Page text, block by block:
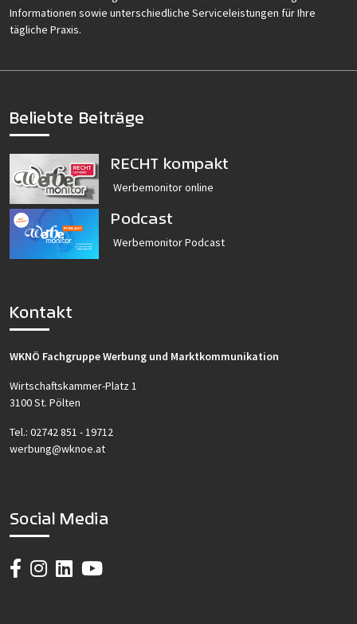
Informationen sowie unterschiedliche Serviceleistungen für Ihre
tägliche Praxis.
Beliebte Beiträge
RECHT kompakt
Werbemonitor online
Podcast
Werbemonitor Podcast
Kontakt
WKNÖ Fachgruppe Werbung und Marktkommunikation
Wirtschaftskammer-Platz 1
3100 St. Pölten
Tel.: 02742 851 - 19712
werbung@wknoe.at
Social Media